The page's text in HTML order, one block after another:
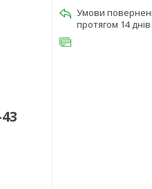
протягом 14 днів